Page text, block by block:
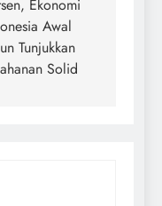
Ekonomi
Awal
Tunjukkan
Solid